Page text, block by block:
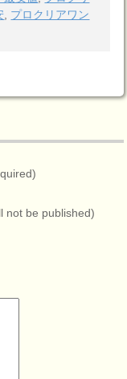
プロクリアワン
not be published)